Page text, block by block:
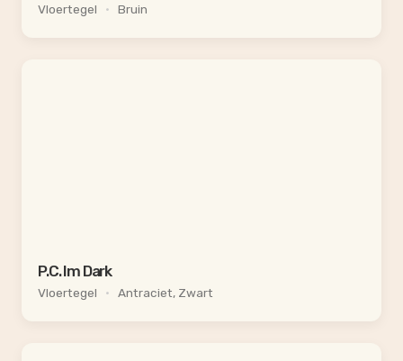
Vloertegel • Bruin
P.C. Im Dark
Vloertegel • Antraciet, Zwart